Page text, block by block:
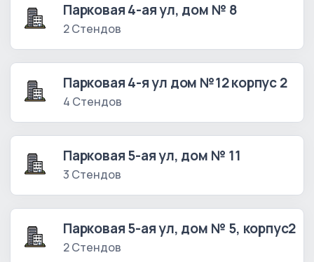
Парковая 4-ая ул, дом № 8
2 Стендов
Парковая 4-я ул дом №12 корпус 2
4 Стендов
Парковая 5-ая ул, дом № 11
3 Стендов
Парковая 5-ая ул, дом № 5, корпус2
2 Стендов